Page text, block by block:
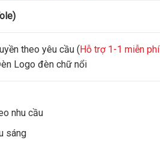
theo yêu cầu (Hỗ trợ 1-1 miễn phí
Logo đèn chữ nổi
nhu cầu
sáng